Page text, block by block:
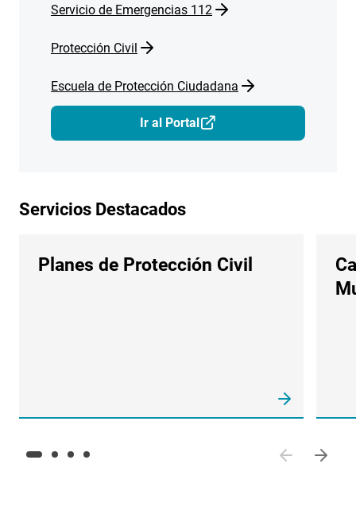
Servicio de Emergencias 112
Protección Civil
Escuela de Protección Ciudadana
Ir al Portal
Servicios Destacados
Planes de Protección Civil